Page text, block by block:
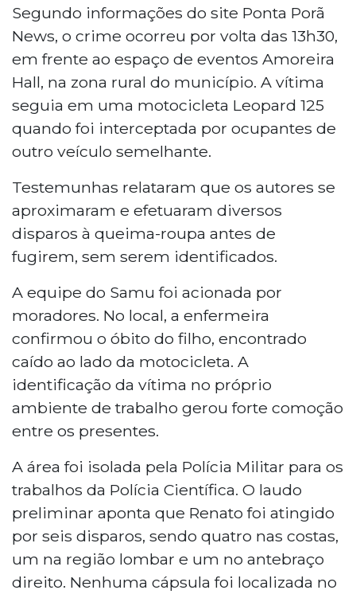
atender uma vítima de disparos de arma
de fogo na MS-165, em Aral Moreira, a 397
km de Campo Grande, e descobriu que o
morto era seu filho, Renato Lúcio
Alexandre, de 29 anos. O crime ocorreu
por volta das 13h30 de domingo (19). A
vítima foi atingida por seis disparos e
estava caída ao lado de uma motocicleta.
Nenhum suspeito foi identificado.
Segundo informações do site Ponta Porã
News, o crime ocorreu por volta das 13h30,
em frente ao espaço de eventos Amoreira
Hall, na zona rural do município. A vítima
seguia em uma motocicleta Leopard 125
quando foi interceptada por ocupantes de
outro veículo semelhante.
Testemunhas relataram que os autores se
aproximaram e efetuaram diversos
disparos à queima-roupa antes de
fugirem, sem serem identificados.
A equipe do Samu foi acionada por
moradores. No local, a enfermeira
confirmou o óbito do filho, encontrado
caído ao lado da motocicleta. A
identificação da vítima no próprio
ambiente de trabalho gerou forte comoção
entre os presentes.
A área foi isolada pela Polícia Militar para os
trabalhos da Polícia Científica. O laudo
preliminar aponta que Renato foi atingido
por seis disparos, sendo quatro nas costas,
um na região lombar e um no antebraço
direito. Nenhuma cápsula foi localizada no